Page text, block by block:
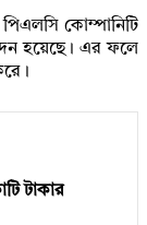
কোম্পানিটি
হয়েছে। এর ফলে
টাকার